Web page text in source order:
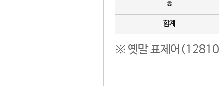
ㅎ
합계
※ 옛말 표제어(12810